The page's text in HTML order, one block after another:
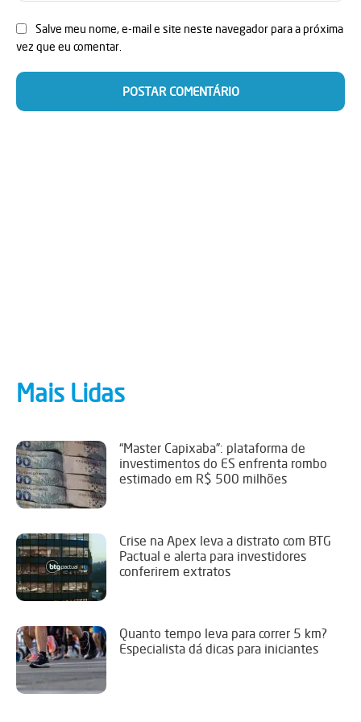
Salve meu nome, e-mail e site neste navegador para a próxima
vez que eu comentar.
Mais Lidas
“Master Capixaba”: plataforma de
investimentos do ES enfrenta rombo
estimado em R$ 500 milhões
Crise na Apex leva a distrato com BTG
Pactual e alerta para investidores
conferirem extratos
Quanto tempo leva para correr 5 km?
Especialista dá dicas para iniciantes